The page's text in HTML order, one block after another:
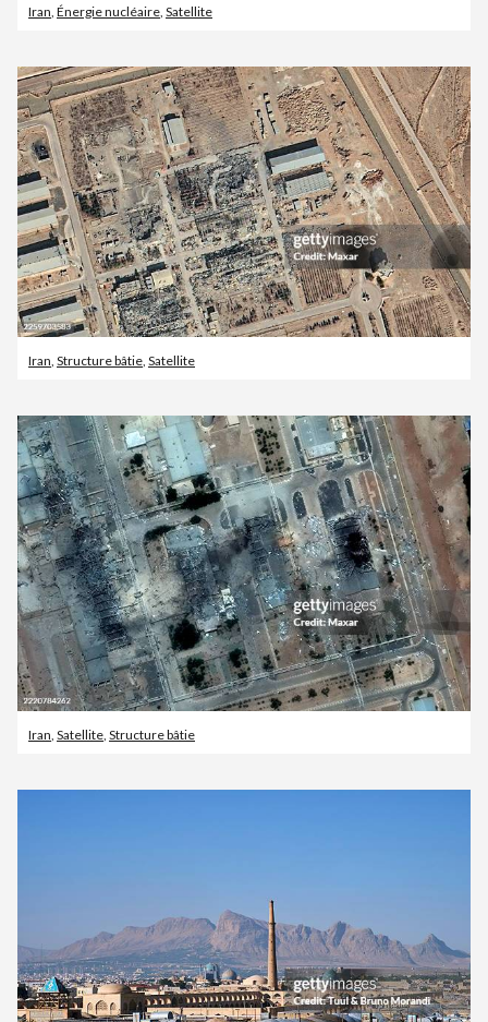
Iran, Énergie nucléaire, Satellite
Iran, Structure bâtie, Satellite
Iran Satellite Structure bâtie